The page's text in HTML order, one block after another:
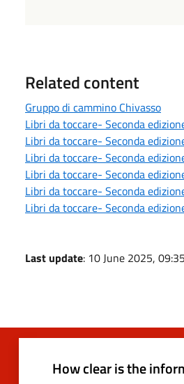
Related content
Gruppo di cammino Chivasso
Libri da toccare- Seconda
Libri da toccare- Seconda
Libri da toccare- Seconda
Libri da toccare- Seconda
Libri da toccare- Seconda
Libri da toccare- Seconda
Last update: 10 June 2025, 09:35
How clear is the